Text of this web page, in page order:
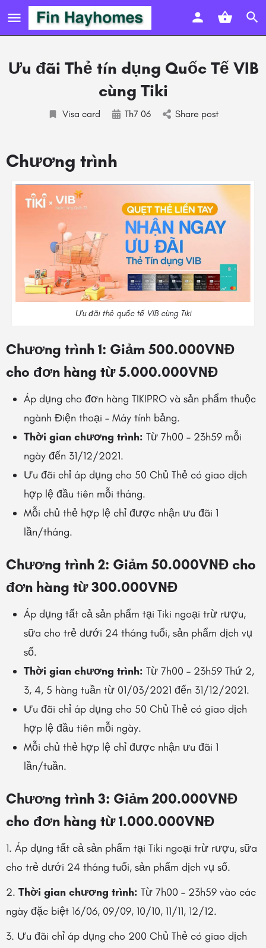
Ưu đãi Thẻ tín dụng Quốc Tế VIB
cùng Tiki
Visa card Th7 06 Share post
Chương trình
Ưu đãi thẻ quốc tế VIB cùng Tiki
Chương trình 1: Giảm 500.000VNĐ
cho đơn hàng từ 5.000.000VNĐ
Áp dụng cho đơn hàng TIKIPRO và sản phẩm thuộc
ngành Điện thoại – Máy tính bảng.
Thời gian chương trình: Từ 7h00 – 23h59 mỗi
ngày đến 31/12/2021.
Ưu đãi chỉ áp dụng cho 50 Chủ Thẻ có giao dịch
hợp lệ đầu tiên mỗi tháng.
Mỗi chủ thẻ hợp lệ chỉ được nhận ưu đãi 1
lần/tháng.
Chương trình 2: Giảm 50.000VNĐ cho
đơn hàng từ 300.000VNĐ
Áp dụng tất cả sản phẩm tại Tiki ngoại trừ rượu,
sữa cho trẻ dưới 24 tháng tuổi, sản phẩm dịch vụ
số.
Thời gian chương trình: Từ 7h00 – 23h59 Thứ 2,
3, 4, 5 hàng tuần từ 01/03/2021 đến 31/12/2021.
Ưu đãi chỉ áp dụng cho 50 Chủ Thẻ có giao dịch
hợp lệ đầu tiên mỗi ngày.
Mỗi chủ thẻ hợp lệ chỉ được nhận ưu đãi 1
lần/tuần.
Chương trình 3: Giảm 200.000VNĐ
cho đơn hàng từ 1.000.000VNĐ
1. Áp dụng tất cả sản phẩm tại Tiki ngoại trừ rượu, sữa
cho trẻ dưới 24 tháng tuổi, sản phẩm dịch vụ số.
2. Thời gian chương trình: Từ 7h00 – 23h59 vào các
ngày đặc biệt 16/06, 09/09, 10/10, 11/11, 12/12.
3. Ưu đãi chỉ áp dụng cho 200 Chủ Thẻ có giao dịch